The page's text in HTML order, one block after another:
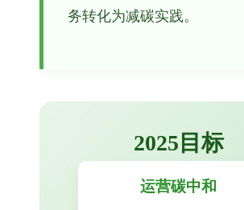
务转化为减碳实践。
2025目标
运营碳中和